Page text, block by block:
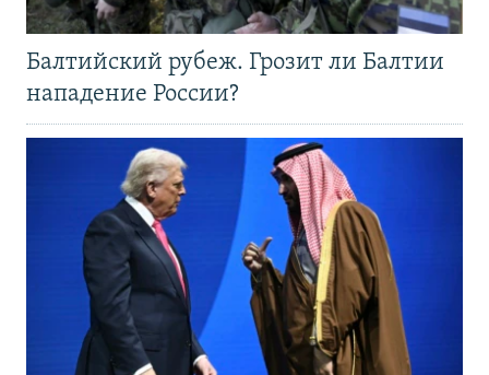
Балтийский рубеж. Грозит ли Балтии
нападение России?